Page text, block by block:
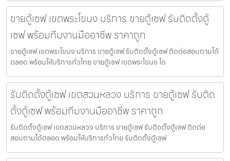
ขายตู้เซฟ เขตพระโขนง บริการ ขายตู้เซฟ รับติดตั้งตู้
เซฟ พร้อมทีมงานมืออาชีพ ราคาถูก
ขายตู้เซฟ เขตพระโขนง บริการ ขายตู้เซฟ รับติดตั้งตู้เซฟ ติดต่อสอบถามได้
ตลอด พร้อมให้บริการทั่วไทย ขายตู้เซฟ เขตพระโขนง โด
รับติดตั้งตู้เซฟ เขตสวนหลวง บริการ ขายตู้เซฟ รับติด
ตั้งตู้เซฟ พร้อมทีมงานมืออาชีพ ราคาถูก
รับติดตั้งตู้เซฟ เขตสวนหลวง บริการ ขายตู้เซฟ รับติดตั้งตู้เซฟ ติดต่อ
สอบถามได้ตลอด พร้อมให้บริการทั่วไทย รับติดตั้งตู้เซฟ